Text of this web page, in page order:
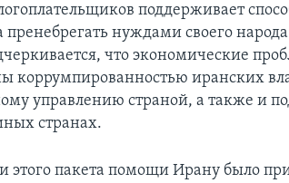
поддерживает
нуждами своего
что экономические
коррумпированностью иранских
управлению страной, а также и
странах.
этого пакета помощи Ирану было